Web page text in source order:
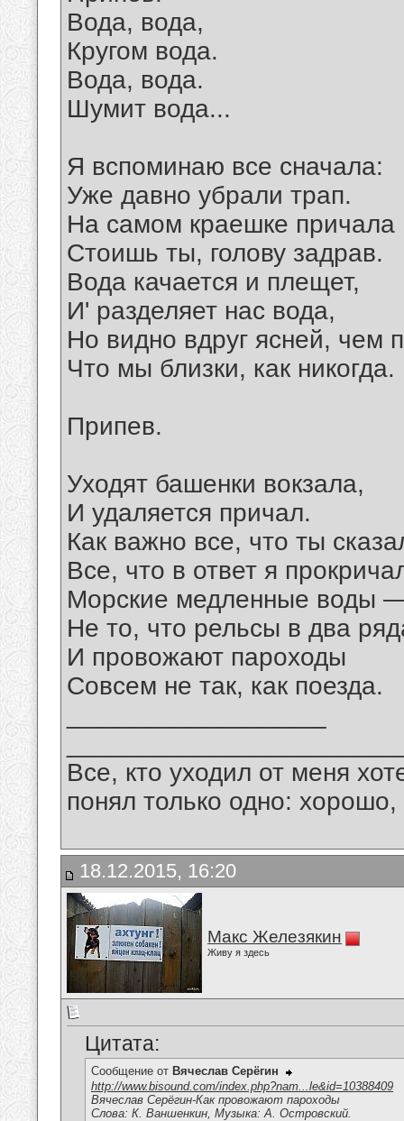
Вода, вода,
Кругом вода.
Вода, вода.
Шумит вода...
Я вспоминаю все сначала:
Уже давно убрали трап.
На самом краешке причала
Стоишь ты, голову задрав.
Вода качается и плещет,
И' разделяет нас вода,
Но видно вдруг ясней, чем
Что мы близки, как никогда.
Припев.
Уходят башенки вокзала,
И удаляется причал.
Как важно все, что ты
Все, что в ответ я
Морские медленные воды
Не то, что рельсы в два
И провожают пароходы
Совсем не так, как поезда.
Все, кто уходил от меня
понял только одно:
18.12.2015, 16:20
Макс Железякин
Живу я здесь
Цитата:
Сообщение от Вячеслав Серёгин
http://www.bisound.com/index.php?nam...le&id=10388409
Вячеслав Серёгин-Как провожают пароходы
Слова: К. Ваншенкин, Музыка: А. Островский.